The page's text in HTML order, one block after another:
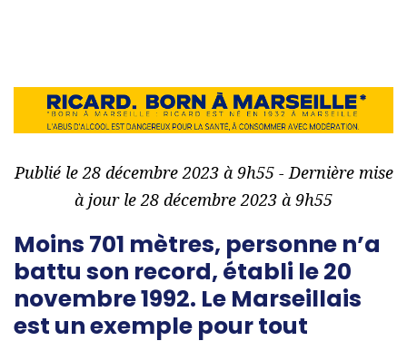
Publié le 28 décembre 2023 à 9h55 - Dernière mise
à jour le 28 décembre 2023 à 9h55
Moins 701 mètres, personne n’a
battu son record, établi le 20
novembre 1992. Le Marseillais
est un exemple pour tout